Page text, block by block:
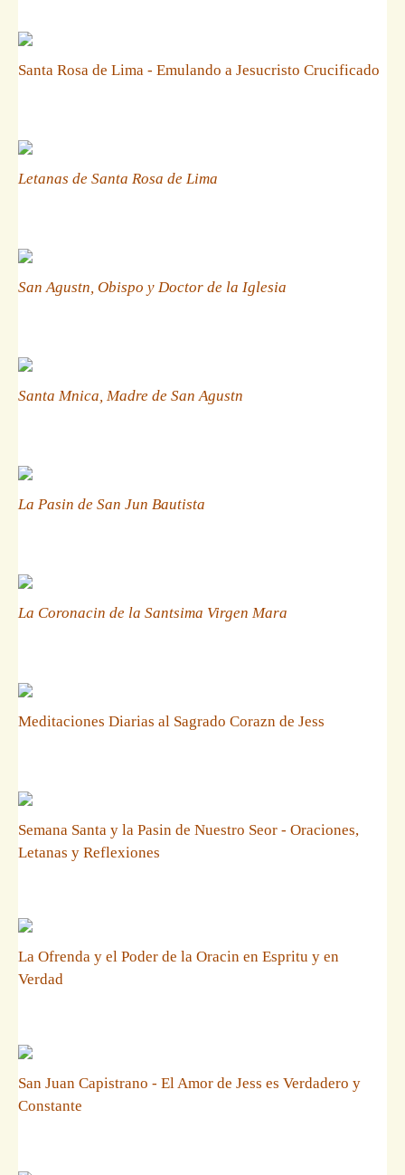
Santa Rosa de Lima - Emulando a Jesucristo Crucificado
Letanas de Santa Rosa de Lima
San Agustn, Obispo y Doctor de la Iglesia
Santa Mnica, Madre de San Agustn
La Pasin de San Jun Bautista
La Coronacin de la Santsima Virgen Mara
Meditaciones Diarias al Sagrado Corazn de Jess
Semana Santa y la Pasin de Nuestro Seor - Oraciones,
Letanas y Reflexiones
La Ofrenda y el Poder de la Oracin en Espritu y en
Verdad
San Juan Capistrano - El Amor de Jess es Verdadero y
Constante